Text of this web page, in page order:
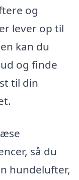
og
lever op til
kan du
og finde
til din
så du
hundelufter,